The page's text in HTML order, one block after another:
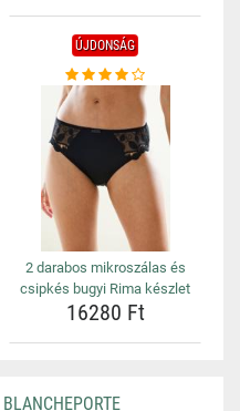
ÚJDONSÁG
2 darabos mikroszálas és
csipkés bugyi Rima készlet
16280 Ft